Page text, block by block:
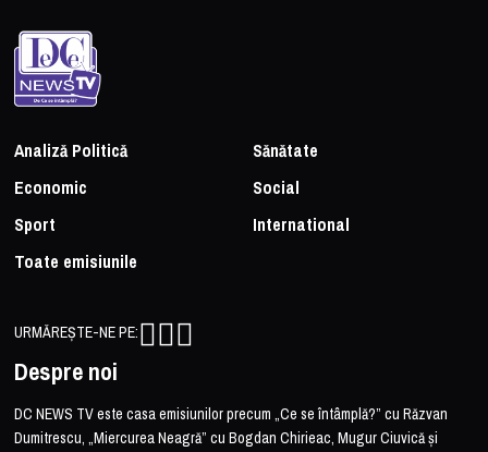
Analiză Politică
Sănătate
Economic
Social
Sport
International
Toate emisiunile
URMĂREȘTE-NE PE:
Despre noi
DC NEWS TV este casa emisiunilor precum „Ce se întâmplă?” cu Răzvan
Dumitrescu, „Miercurea Neagră” cu Bogdan Chirieac, Mugur Ciuvică și